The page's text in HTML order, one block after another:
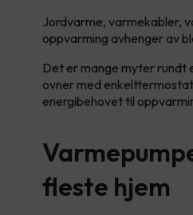
Jordvarme, varmekabler,
oppvarming avhenger av
Det er mange myter rundt
ovner med
energibehovet til
fleste hjem